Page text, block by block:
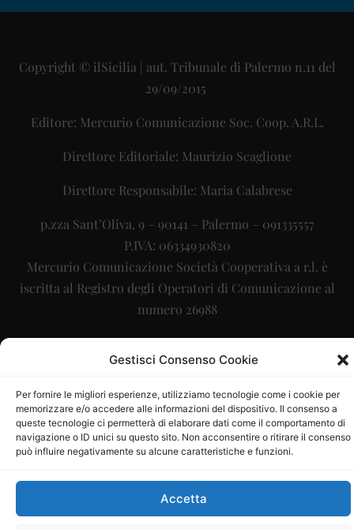
Gestisci Consenso Cookie
Per fornire le migliori esperienze, utilizziamo tecnologie come i cookie per
memorizzare e/o accedere alle informazioni del dispositivo. Il consenso a
queste tecnologie ci permetterà di elaborare dati come il comportamento di
navigazione o ID unici su questo sito. Non acconsentire o ritirare il consenso
può influire negativamente su alcune caratteristiche e funzioni.
Accetta
Copyright © ilSicilia | aut. Tribunale di Palermo n.11 del
29/09/2015
Editore: Mercurio Comunicazione Soc. Coop. A.R.L.
Direttore Editoriale: Maurizio Scaglione
Direttore Responsabile: Maria Calabrese
p.zza Sant’Oliva, 9 – 90141 – Palermo – 091335557
P.IVA: 06334930820
Mercurio Comunicazione Società Cooperativa a r.l. è
iscritta al Registro degli Operatori di Comunicazione al
numero 26988
Sito gestito daLa Digitale srl–info@ladigitale.it